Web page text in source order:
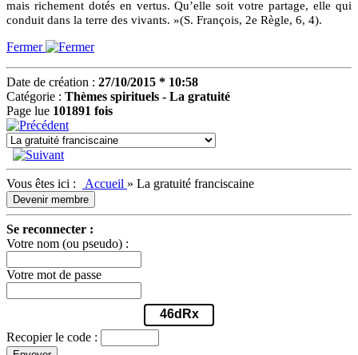
mais richement dotés en vertus. Qu’elle soit votre partage, elle qui
conduit dans la terre des vivants. »(S. François, 2e Règle, 6, 4).
Fermer
Date de création : 27/10/2015 * 10:58
Catégorie : Thèmes spirituels - La gratuité
Page lue 101891 fois
Vous êtes ici : Accueil » La gratuité franciscaine
Devenir membre
Se reconnecter :
Votre nom (ou pseudo) :
Votre mot de passe
46dRx
Recopier le code :